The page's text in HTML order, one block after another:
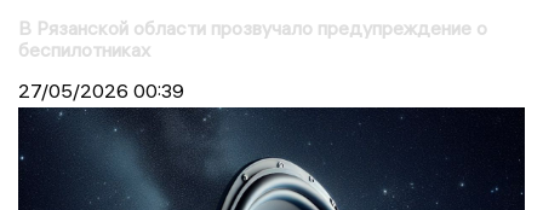
В Рязанской области прозвучало предупреждение о
беспилотниках
27/05/2026 00:39